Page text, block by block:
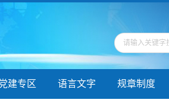
建专区 语言文字 规章制度